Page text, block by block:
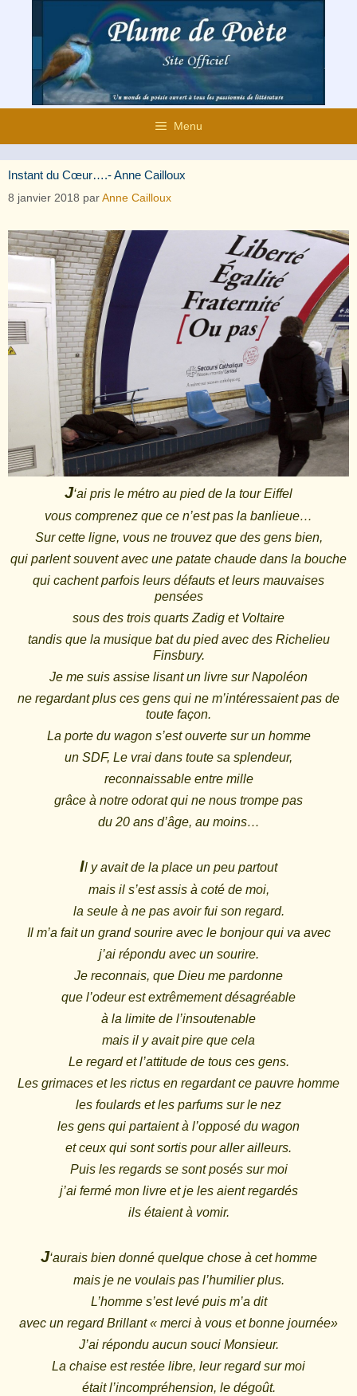
contenu
Menu
Instant du Cœur….- Anne Cailloux
8 janvier 2018 parAnne Cailloux
J‘ai pris le métro au pied de la tour Eiffel
vous comprenez que ce n’est pas la banlieue…
Sur cette ligne, vous ne trouvez que des gens bien,
qui parlent souvent avec une patate chaude dans la bouche
qui cachent parfois leurs défauts et leurs mauvaises
pensées
sous des trois quarts Zadig et Voltaire
tandis que la musique bat du pied avec des Richelieu
Finsbury.
Je me suis assise lisant un livre sur Napoléon
ne regardant plus ces gens qui ne m’intéressaient pas de
toute façon.
La porte du wagon s’est ouverte sur un homme
un SDF, Le vrai dans toute sa splendeur,
reconnaissable entre mille
grâce à notre odorat qui ne nous trompe pas
du 20 ans d’âge, au moins…
Il y avait de la place un peu partout
mais il s’est assis à coté de moi,
la seule à ne pas avoir fui son regard.
Il m’a fait un grand sourire avec le bonjour qui va avec
j’ai répondu avec un sourire.
Je reconnais, que Dieu me pardonne
que l’odeur est extrêmement désagréable
à la limite de l’insoutenable
mais il y avait pire que cela
Le regard et l’attitude de tous ces gens.
Les grimaces et les rictus en regardant ce pauvre homme
les foulards et les parfums sur le nez
les gens qui partaient à l’opposé du wagon
et ceux qui sont sortis pour aller ailleurs.
Puis les regards se sont posés sur moi
j’ai fermé mon livre et je les aient regardés
ils étaient à vomir.
J‘aurais bien donné quelque chose à cet homme
mais je ne voulais pas l’humilier plus.
L’homme s’est levé puis m’a dit
avec un regard Brillant « merci à vous et bonne journée»
J’ai répondu aucun souci Monsieur.
La chaise est restée libre, leur regard sur moi
était l’incompréhension, le dégoût.